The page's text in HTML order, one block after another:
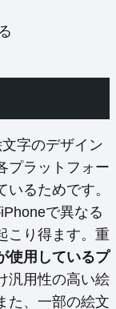
字のデザイン
プラットフォー
るためです。
で異なる
こり得ます。重
使用しているプ
汎用性の高い絵
た、一部の絵文